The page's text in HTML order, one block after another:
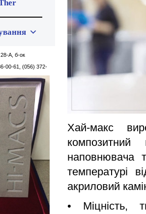
А, б-ок
00-61, (056) 372-
Хай-макс
наповнювача
температурі
акриловий
• Міцність,